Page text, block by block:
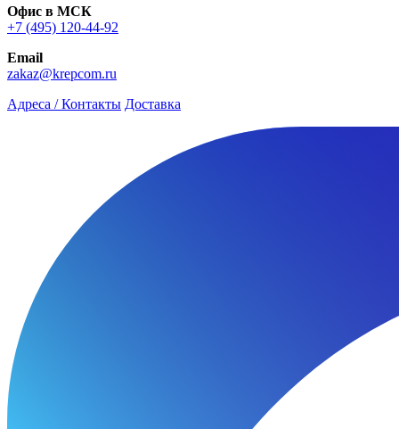
Офис в МСК
+7 (495) 120-44-92
Email
zakaz@krepcom.ru
Адреса / Контакты Доставка